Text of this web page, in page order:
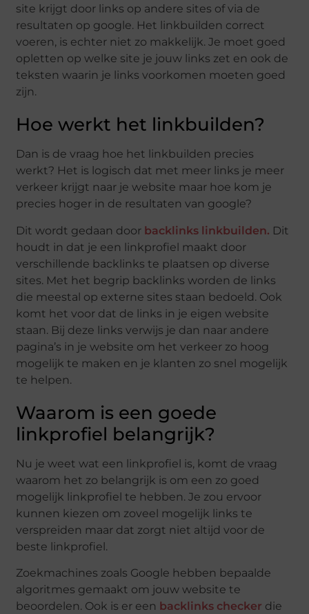
site krijgt door links op andere sites of via de
resultaten op google. Het linkbuilden correct
voeren, is echter niet zo makkelijk. Je moet goed
opletten op welke site je jouw links zet en ook de
teksten waarin je links voorkomen moeten goed
zijn.
Hoe werkt het linkbuilden?
Dan is de vraag hoe het linkbuilden precies
werkt? Het is logisch dat met meer links je meer
verkeer krijgt naar je website maar hoe kom je
precies hoger in de resultaten van google?
Dit wordt gedaan door backlinks linkbuilden. Dit
houdt in dat je een linkprofiel maakt door
verschillende backlinks te plaatsen op diverse
sites. Met het begrip backlinks worden de links
die meestal op externe sites staan bedoeld. Ook
komt het voor dat de links in je eigen website
staan. Bij deze links verwijs je dan naar andere
pagina’s in je website om het verkeer zo hoog
mogelijk te maken en je klanten zo snel mogelijk
te helpen.
Waarom is een goede
linkprofiel belangrijk?
Nu je weet wat een linkprofiel is, komt de vraag
waarom het zo belangrijk is om een zo goed
mogelijk linkprofiel te hebben. Je zou ervoor
kunnen kiezen om zoveel mogelijk links te
verspreiden maar dat zorgt niet altijd voor de
beste linkprofiel.
Zoekmachines zoals Google hebben bepaalde
algoritmes gemaakt om jouw website te
beoordelen. Ook is er een backlinks checker die